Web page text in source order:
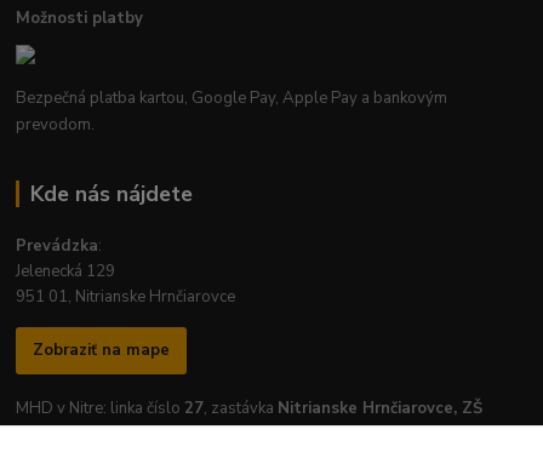
Možnosti platby
Bezpečná platba kartou, Google Pay, Apple Pay a bankovým
prevodom.
Kde nás nájdete
Prevádzka:
Jelenecká 129
951 01, Nitrianske Hrnčiarovce
Zobraziť na mape
MHD v Nitre: linka číslo 27, zastávka Nitrianske Hrnčiarovce, ZŠ